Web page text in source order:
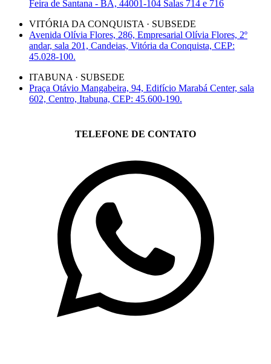
Feira de Santana - BA, 44001-104 Salas 714 e 716
VITÓRIA DA CONQUISTA · SUBSEDE
Avenida Olívia Flores, 286, Empresarial Olívia Flores, 2º
andar, sala 201, Candeias, Vitória da Conquista, CEP:
45.028-100.
ITABUNA · SUBSEDE
Praça Otávio Mangabeira, 94, Edifício Marabá Center, sala
602, Centro, Itabuna, CEP: 45.600-190.
TELEFONE DE CONTATO